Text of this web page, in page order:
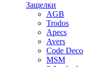
Защелки
AGB
Trodos
Apecs
Avers
Code Deco
MSM